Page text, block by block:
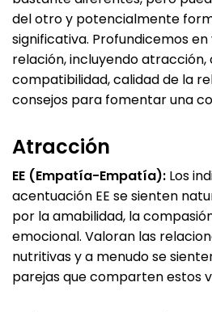
del otro y potencialmente
significativa. Profundicemos
relación, incluyendo atracción,
compatibilidad, calidad de la
consejos para fomentar una
Atracción
EE (Empatía-Empatía): Los
acentuación EE se sienten
por la amabilidad, la
emocional. Valoran las
nutritivas y a menudo se
parejas que comparten estos